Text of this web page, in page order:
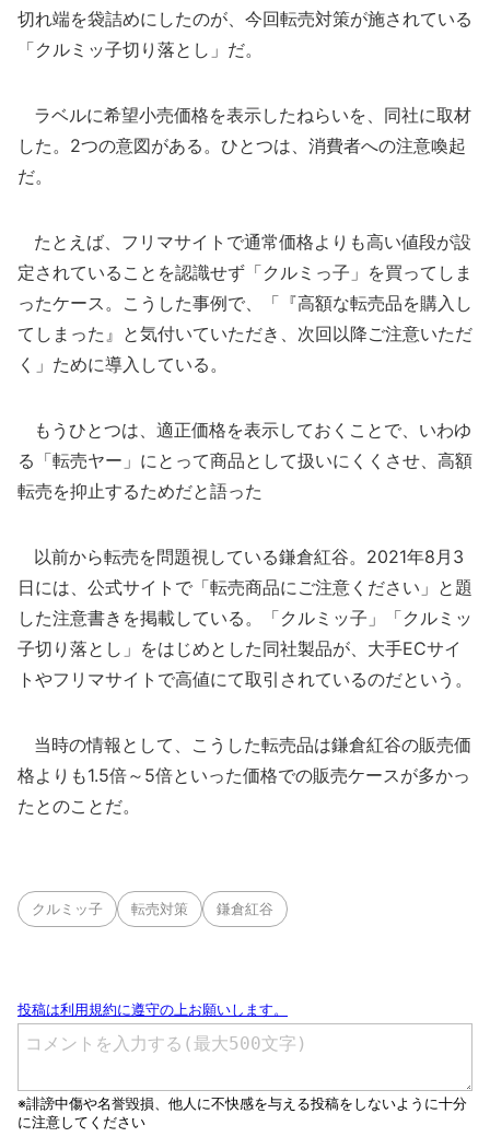
切れ端を袋詰めにしたのが、今回転売対策が施されている
「クルミッ子切り落とし」だ。
ラベルに希望小売価格を表示したねらいを、同社に取材
した。2つの意図がある。ひとつは、消費者への注意喚起
だ。
たとえば、フリマサイトで通常価格よりも高い値段が設
定されていることを認識せず「クルミっ子」を買ってしま
ったケース。こうした事例で、「『高額な転売品を購入し
てしまった』と気付いていただき、次回以降ご注意いただ
く」ために導入している。
もうひとつは、適正価格を表示しておくことで、いわゆ
る「転売ヤー」にとって商品として扱いにくくさせ、高額
転売を抑止するためだと語った
以前から転売を問題視している鎌倉紅谷。2021年8月3
日には、公式サイトで「転売商品にご注意ください」と題
した注意書きを掲載している。「クルミッ子」「クルミッ
子切り落とし」をはじめとした同社製品が、大手ECサイ
トやフリマサイトで高値にて取引されているのだという。
当時の情報として、こうした転売品は鎌倉紅谷の販売価
格よりも1.5倍～5倍といった価格での販売ケースが多かっ
たとのことだ。
クルミッ子 転売対策 鎌倉紅谷